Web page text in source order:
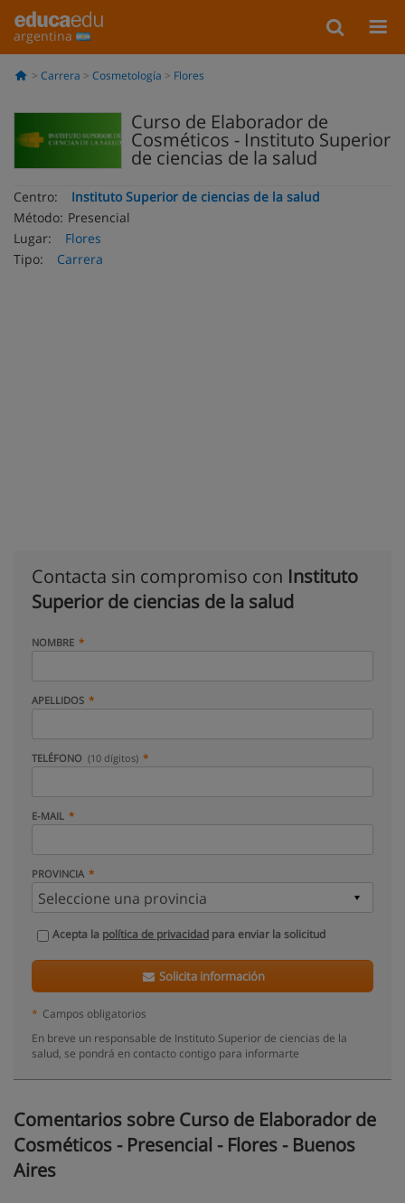
argentina
Carrera Cosmetología Flores
Curso de Elaborador de
Cosméticos - Instituto Superior
de ciencias de la salud
Centro:
Instituto Superior de ciencias de la salud
Método: Presencial
Lugar:
Flores
Tipo:
Carrera
Contacta sin compromiso con Instituto
Superior de ciencias de la salud
NOMBRE
APELLIDOS
TELÉFONO (10 dígitos)
E-MAIL
PROVINCIA
Acepta la política de privacidad para enviar la solicitud
Solicita información
* Campos obligatorios
En breve un responsable de Instituto Superior de ciencias de la
salud, se pondrá en contacto contigo para informarte
Comentarios sobre Curso de Elaborador de
Cosméticos - Presencial - Flores - Buenos
Aires